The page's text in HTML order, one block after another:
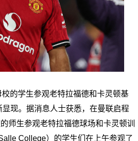
的学生参观老特拉福德和卡灵顿基
现。据消息人士获悉，在曼联启程
师生参观老特拉福德球场和卡灵顿训
College）的学生们在上午参观了